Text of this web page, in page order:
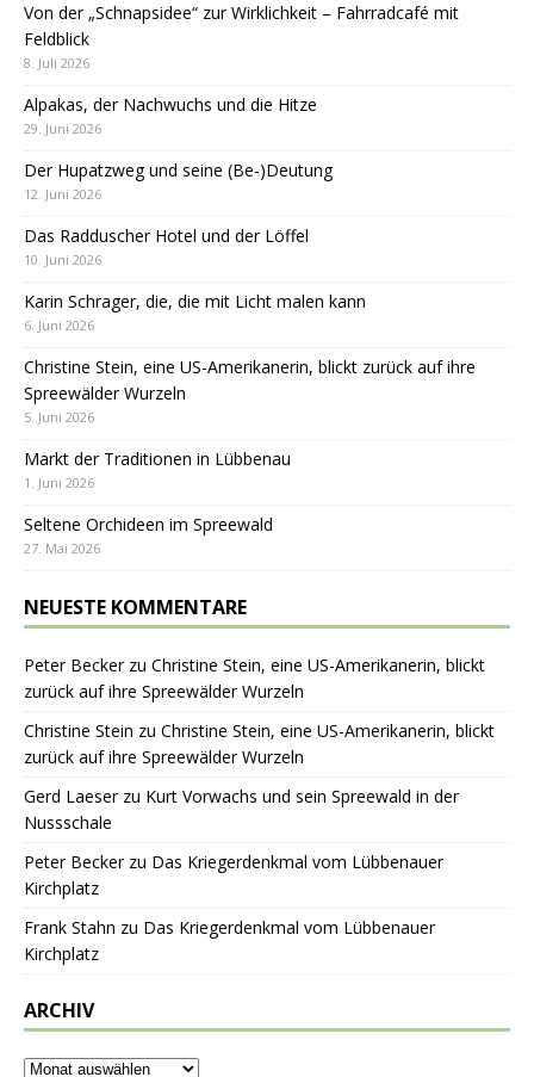
Von der „Schnapsidee“ zur Wirklichkeit – Fahrradcafé mit
Feldblick
8. Juli 2026
Alpakas, der Nachwuchs und die Hitze
29. Juni 2026
Der Hupatzweg und seine (Be-)Deutung
12. Juni 2026
Das Radduscher Hotel und der Löffel
10. Juni 2026
Karin Schrager, die, die mit Licht malen kann
6. Juni 2026
Christine Stein, eine US-Amerikanerin, blickt zurück auf ihre
Spreewälder Wurzeln
5. Juni 2026
Markt der Traditionen in Lübbenau
1. Juni 2026
Seltene Orchideen im Spreewald
27. Mai 2026
NEUESTE KOMMENTARE
Peter Beckerzu Christine Stein, eine US-Amerikanerin, blickt
zurück auf ihre Spreewälder Wurzeln
Christine Stein zu Christine Stein, eine US-Amerikanerin, blickt
zurück auf ihre Spreewälder Wurzeln
Gerd Laeserzu Kurt Vorwachs und sein Spreewald in der
Nussschale
Peter Beckerzu Das Kriegerdenkmal vom Lübbenauer
Kirchplatz
Frank Stahn zu Das Kriegerdenkmal vom Lübbenauer
Kirchplatz
ARCHIV